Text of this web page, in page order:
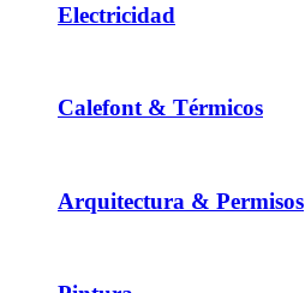
Electricidad
Calefont & Térmicos
Arquitectura & Permisos